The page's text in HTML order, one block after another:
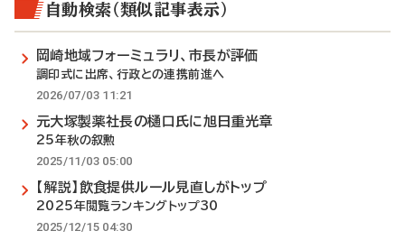
自動検索（類似記事表示）
岡崎地域フォーミュラリ、市長が評価
調印式に出席、行政との連携前進へ
2026/07/03 11:21
元大塚製薬社長の樋口氏に旭日重光章
25年秋の叙勲
2025/11/03 05:00
【解説】飲食提供ルール見直しがトップ
2025年閲覧ランキングトップ30
2025/12/15 04:30